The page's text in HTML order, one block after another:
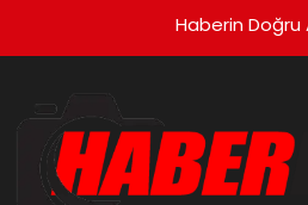
Haberin Doğru